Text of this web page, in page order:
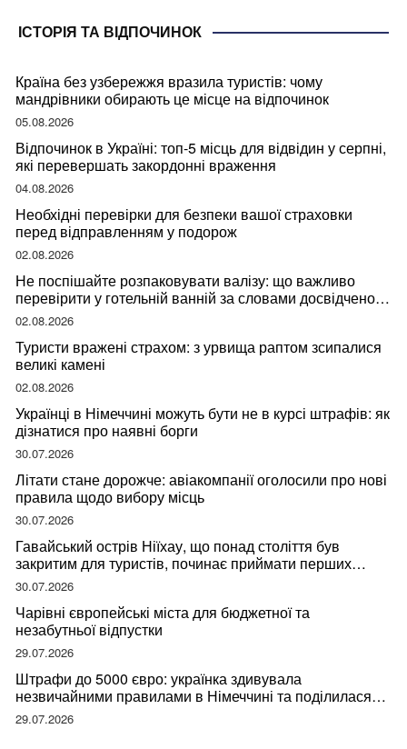
ІСТОРІЯ ТА ВІДПОЧИНОК
Країна без узбережжя вразила туристів: чому
мандрівники обирають це місце на відпочинок
05.08.2026
Відпочинок в Україні: топ-5 місць для відвідин у серпні,
які перевершать закордонні враження
04.08.2026
Необхідні перевірки для безпеки вашої страховки
перед відправленням у подорож
02.08.2026
Не поспішайте розпаковувати валізу: що важливо
перевірити у готельній ванній за словами досвідченої
мандрівниці
02.08.2026
Туристи вражені страхом: з урвища раптом зсипалися
великі камені
02.08.2026
Українці в Німеччині можуть бути не в курсі штрафів: як
дізнатися про наявні борги
30.07.2026
Літати стане дорожче: авіакомпанії оголосили про нові
правила щодо вибору місць
30.07.2026
Гавайський острів Ніїхау, що понад століття був
закритим для туристів, починає приймати перших
відвідувачів
30.07.2026
Чарівні європейські міста для бюджетної та
незабутньої відпустки
29.07.2026
Штрафи до 5000 євро: українка здивувала
незвичайними правилами в Німеччині та поділилася
правдою
29.07.2026